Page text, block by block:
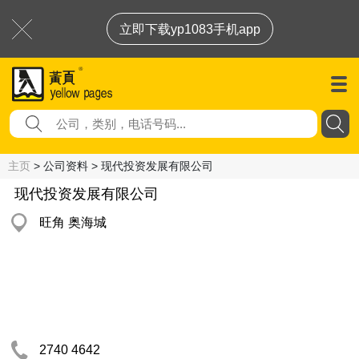
立即下载yp1083手机app
主页 > 公司资料 > 现代投资发展有限公司
现代投资发展有限公司
旺角 奥海城
2740 4642